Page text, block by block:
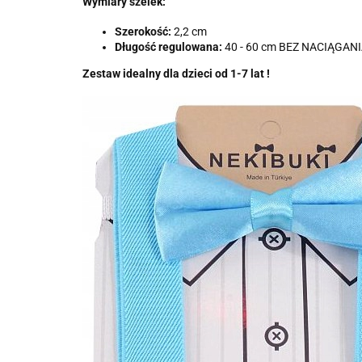
Szerokość: 2,2 cm
Długość regulowana: 40 - 60 cm BEZ
Zestaw idealny dla dzieci od 1-7 lat !